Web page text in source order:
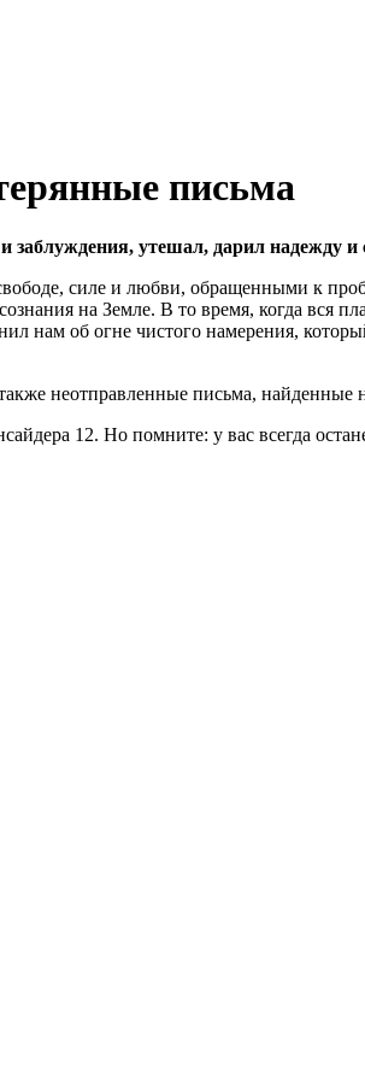
письма
утешал, дарил надежду и
силе и любви, обращенными к
на Земле. В то время, когда вся
нам об огне чистого намерения,
неотправленные письма, найденные
12. Но помните: у вас всегда